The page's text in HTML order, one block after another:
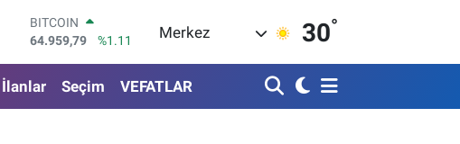
DOLAR
47,7436
%0.18
55,2510
%0.32
STERLİN
64,4811
%0.38
Merkez 30°
Seçim VEFATLAR